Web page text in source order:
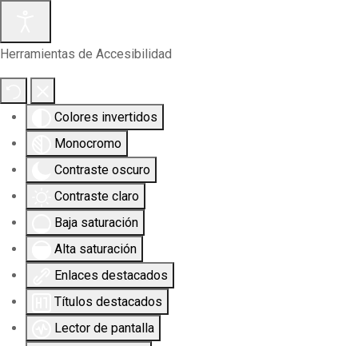
Herramientas de Accesibilidad
Colores invertidos
Monocromo
Contraste oscuro
Contraste claro
Baja saturación
Alta saturación
Enlaces destacados
Títulos destacados
Lector de pantalla